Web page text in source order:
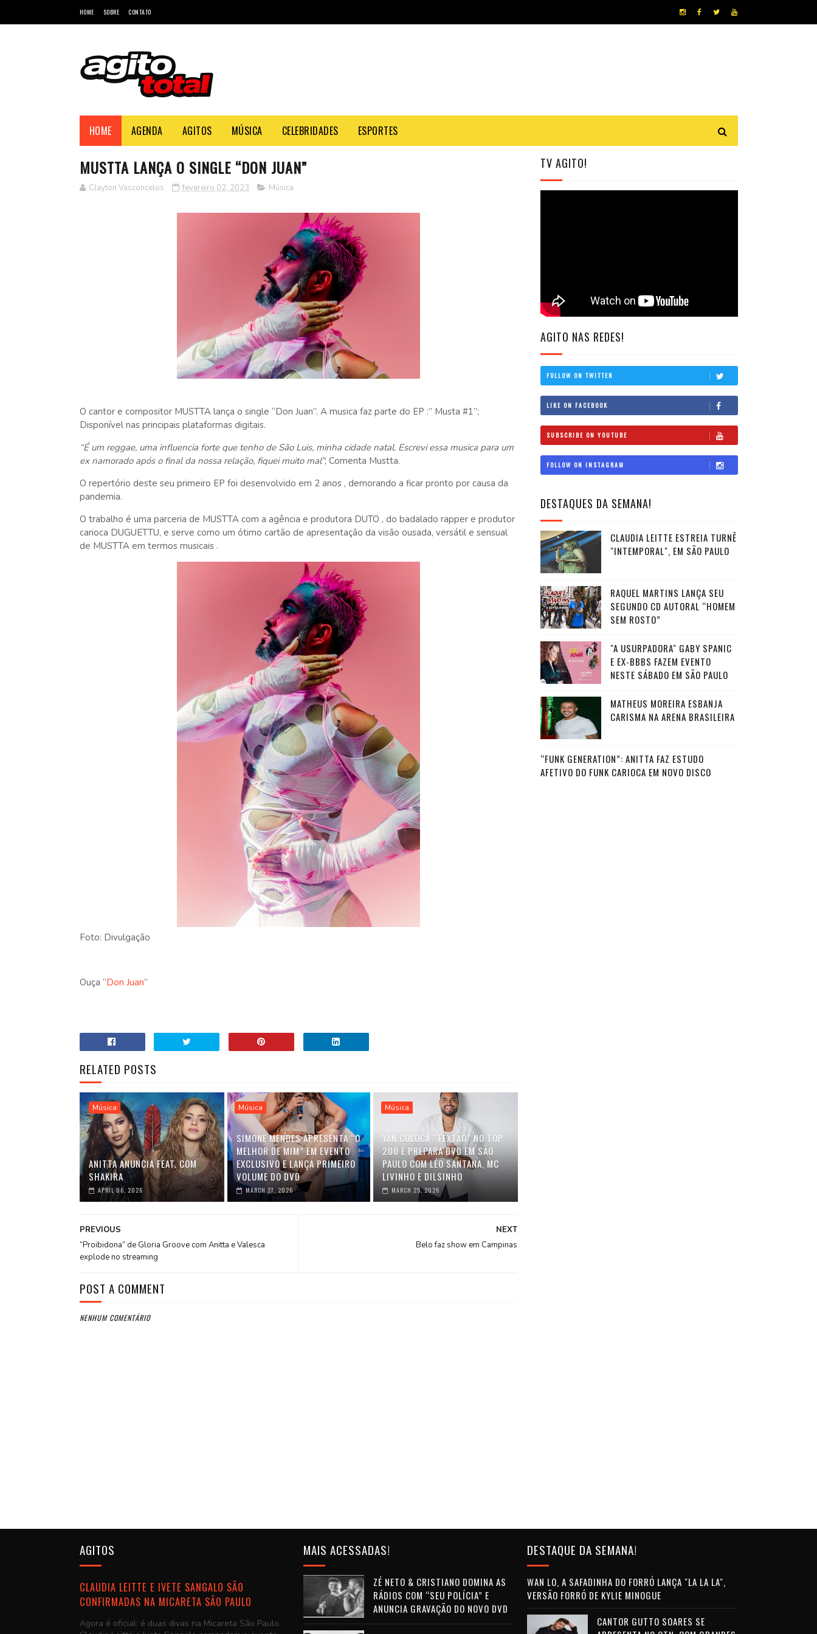
HOME SOBRE CONTATO
HOME AGENDA AGITOS MÚSICA CELEBRIDADES ESPORTES
MUSTTA LANÇA O SINGLE “DON JUAN”
Clayton Vasconcelos fevereiro 02, 2023 Música
O cantor e compositor MUSTTA lança o single “Don Juan”. A musica faz parte do EP :” Musta #1”;
Disponível nas principais plataformas digitais.
“É um reggae, uma influencia forte que tenho de São Luis, minha cidade natal. Escrevi essa musica para um
ex namorado após o final da nossa relação, fiquei muito mal”; Comenta Mustta.
O repertório deste seu primeiro EP foi desenvolvido em 2 anos , demorando a ficar pronto por causa da
pandemia.
O trabalho é uma parceria de MUSTTA com a agência e produtora DUTO , do badalado rapper e produtor
carioca DUGUETTU, e serve como um ótimo cartão de apresentação da visão ousada, versátil e sensual
de MUSTTA em termos musicais .
Foto: Divulgação
Ouça “Don Juan”
RELATED POSTS
Música
ANITTA ANUNCIA FEAT. COM
SHAKIRA
APRIL 06, 2026
Música
SIMONE MENDES APRESENTA “O
MELHOR DE MIM” EM EVENTO
EXCLUSIVO E LANÇA PRIMEIRO
VOLUME DO DVD
MARCH 27, 2026
Música
YAN COLOCA “TEXTÃO” NO TOP
200 E PREPARA DVD EM SÃO
PAULO COM LÉO SANTANA, MC
LIVINHO E DILSINHO
MARCH 25, 2026
NEXT
Belo faz show em Campinas
PREVIOUS
“Proibidona” de Gloria Groove com Anitta e Valesca
explode no streaming
POST A COMMENT
NENHUM COMENTÁRIO
TV AGITO!
AGITO NAS REDES!
FOLLOW ON TWITTER
LIKE ON FACEBOOK
SUBSCRIBE ON YOUTUBE
FOLLOW ON INSTAGRAM
DESTAQUES DA SEMANA!
CLAUDIA LEITTE ESTREIA TURNÊ
"INTEMPORAL", EM SÃO PAULO
RAQUEL MARTINS LANÇA SEU
SEGUNDO CD AUTORAL “HOMEM
SEM ROSTO”
"A USURPADORA" GABY SPANIC
E EX-BBBS FAZEM EVENTO
NESTE SÁBADO EM SÃO PAULO
MATHEUS MOREIRA ESBANJA
CARISMA NA ARENA BRASILEIRA
“FUNK GENERATION”: ANITTA FAZ ESTUDO
AFETIVO DO FUNK CARIOCA EM NOVO DISCO
AGITOS
CLAUDIA LEITTE E IVETE SANGALO SÃO
CONFIRMADAS NA MICARETA SÃO PAULO
Agora é oficial: é duas divas na Micareta São Paulo.
MAIS ACESSADAS!
ZÉ NETO & CRISTIANO DOMINA AS
RÁDIOS COM “SEU POLÍCIA” E
ANUNCIA GRAVAÇÃO DO NOVO DVD
DESTAQUE DA SEMANA!
WAN LO, A SAFADINHA DO FORRÓ LANÇA "LA LA LA",
VERSÃO FORRÓ DE KYLIE MINOGUE
CANTOR GUTTO SOARES SE